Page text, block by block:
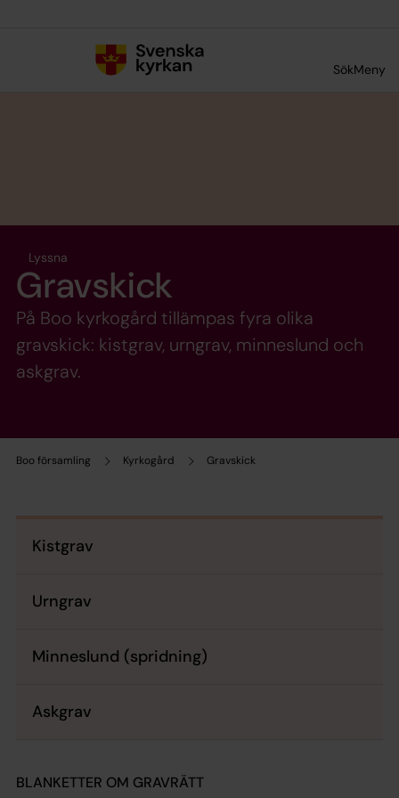
SökMeny
Boo församling Kyrkogård Gravskick
Lyssna
Gravskick
På Boo kyrkogård tillämpas fyra olika
gravskick: kistgrav, urngrav, minneslund och
askgrav.
Kistgrav
Urngrav
Minneslund (spridning)
Askgrav
BLANKETTER OM GRAVRÄTT